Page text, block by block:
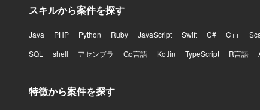
スキルから案件を探す
Java PHP Python Ruby JavaScript Swift C# C++
SQL
shell アセンブラ Go言語 Kotlin TypeScript R言語
特徴から案件を探す